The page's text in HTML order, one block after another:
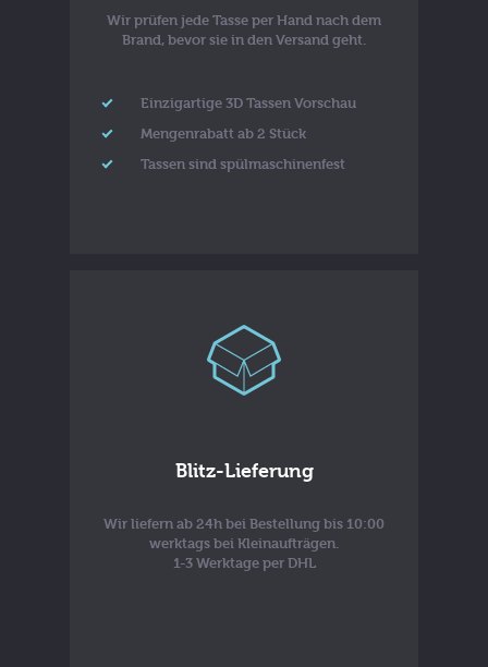
Wir prüfen jede Tasse per Hand nach dem
Brand, bevor sie in den Versand geht.
Einzigartige 3D Tassen Vorschau
Mengenrabatt ab 2 Stück
Tassen sind spülmaschinenfest
Blitz-Lieferung
Wir liefern ab 24h bei Bestellung bis 10:00
werktags bei Kleinaufträgen.
1-3 Werktage per DHL